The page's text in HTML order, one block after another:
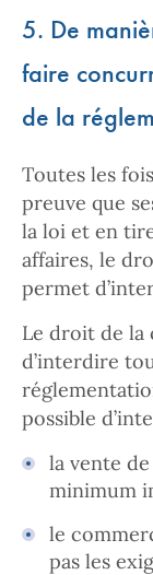
5. De
faire
de la
Toutes les
preuve que
la loi et en
affaires, le
permet
Le droit de la
d’interdire
possible
la vente
minimum
le
pas les